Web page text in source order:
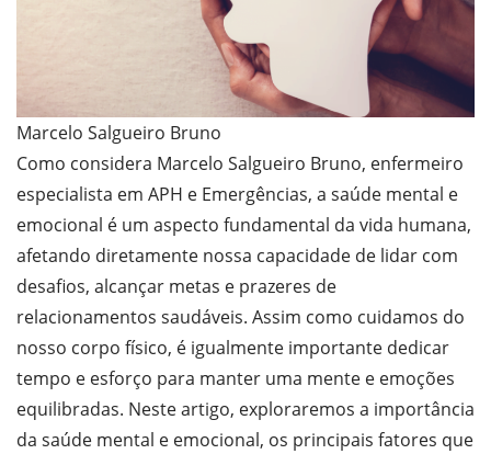
Marcelo Salgueiro Bruno
Como considera Marcelo Salgueiro Bruno, enfermeiro
especialista em APH e Emergências, a saúde mental e
emocional é um aspecto fundamental da vida humana,
afetando diretamente nossa capacidade de lidar com
desafios, alcançar metas e prazeres de
relacionamentos saudáveis. Assim como cuidamos do
nosso corpo físico, é igualmente importante dedicar
tempo e esforço para manter uma mente e emoções
equilibradas. Neste artigo, exploraremos a importância
da saúde mental e emocional, os principais fatores que